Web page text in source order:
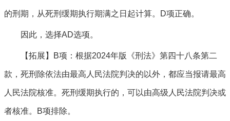
的刑期，从死刑缓期执行期满之日起计算。D项正确。
因此，选择AD选项。
【拓展】B项：根据2024年版《刑法》第四十八条第二
款，死刑除依法由最高人民法院判决的以外，都应当报请最高
人民法院核准。死刑缓期执行的，可以由高级人民法院判决或
者核准。B项排除。